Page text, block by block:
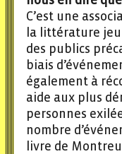
C’est une
la littérature
des publics
biais
également à
aide aux plus
personnes
nombre
livre de